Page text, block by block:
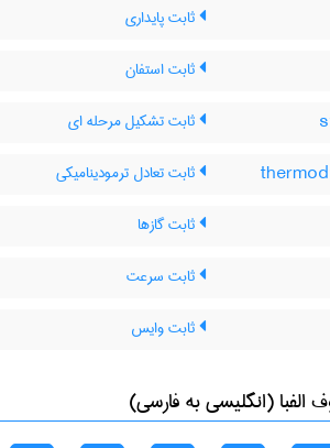
ثابت پایداری
ثابت استفان
ثابت تشکیل مرحله ای
ثابت تعادل ترمودینامیکی
ثابت گازها
ثابت سرعت
ثابت وایس
(انگلیسی به فارسی)